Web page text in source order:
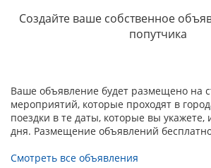
участия их в выставке не
ЗАЯВОЧНЫЙ ЛИСТ - ЗАПОЛНЯТЬ
организацию и проведение выставки
- название выставки;
- породу собаки;
- кличку собаки;
- ФИО владельца собаки.
Создайте ваше собственное
попутчика
Ваше объявление будет размещено на
мероприятий, которые проходят в
поездки в те даты, которые вы
дня. Размещение объявлений
Смотреть все объявления